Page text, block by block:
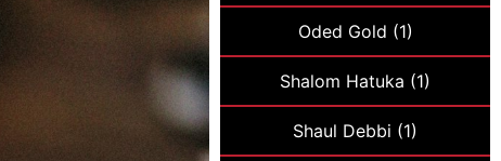
Oded Gold (1)
Shalom Hatuka (1)
Shaul Debbi (1)